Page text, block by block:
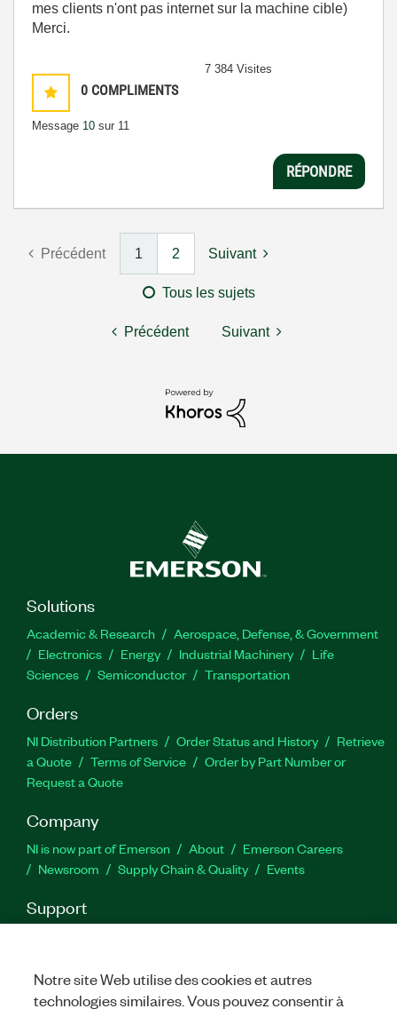
mes clients n'ont pas internet sur la machine cible)
Merci.
0 COMPLIMENTS
Message 10 sur 11
7 384 Visites
RÉPONDRE
Précédent 1 2 Suivant
Tous les sujets
Précédent Suivant
Solutions
Academic & Research
Aerospace, Defense, & Government
Electronics
Energy Industrial Machinery
Life
Sciences
Semiconductor Transportation
Orders
NI Distribution Partners Order Status and History
Retrieve
a Quote
Terms of Service
Order by Part Number or
Request a Quote
Company
NI is now part of Emerson About
Emerson Careers
Newsroom
Supply Chain & Quality Events
Support
Feedback
Notre site Web utilise des cookies et autres
technologies similaires. Vous pouvez consentir à